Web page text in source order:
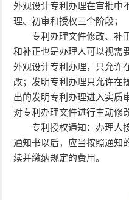
外观设计专利办理在审批中
理、初审和授权三个阶段；
专利办理文件修改、补
和补正也是办理人可以视需
外观设计专利办理，只允许
改；发明专利办理只允许在
出的发明专利办理进入实质
对专利办理文件进行主动修
专利授权通知：办理人
通知书以后，应当按照通知
续并缴纳规定的费用。